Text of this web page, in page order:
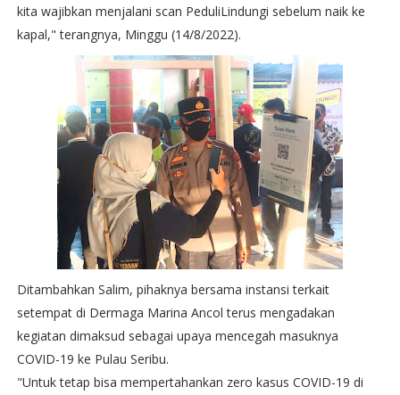
kita wajibkan menjalani scan PeduliLindungi sebelum naik ke
kapal," terangnya, Minggu (14/8/2022).
Ditambahkan Salim, pihaknya bersama instansi terkait
setempat di Dermaga Marina Ancol terus mengadakan
kegiatan dimaksud sebagai upaya mencegah masuknya
COVID-19 ke Pulau Seribu.
"Untuk tetap bisa mempertahankan zero kasus COVID-19 di